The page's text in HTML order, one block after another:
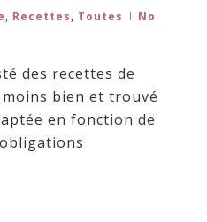
, Recettes, Toutes
No
des recettes de
bien et trouvé
en fonction de